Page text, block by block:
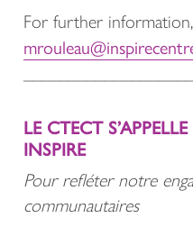
For further
LE CTECT
INSPIRE
Pour refléter notre
communautaires